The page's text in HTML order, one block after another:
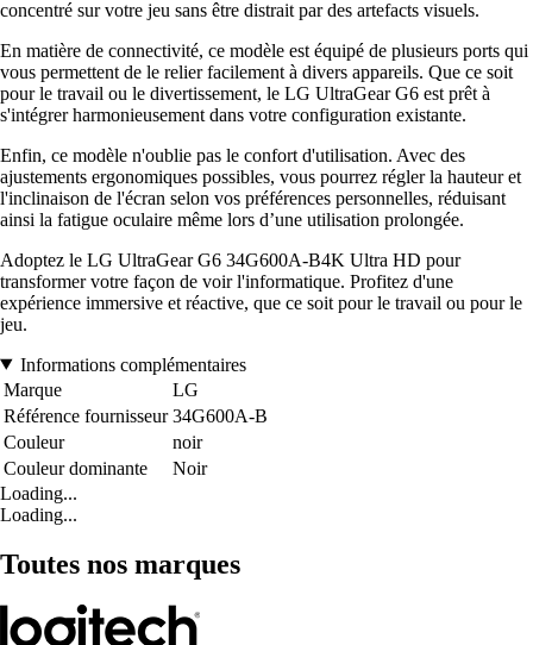
concentré sur votre jeu sans être distrait par des artefacts visuels.
En matière de connectivité, ce modèle est équipé de plusieurs ports qui
vous permettent de le relier facilement à divers appareils. Que ce soit
pour le travail ou le divertissement, le LG UltraGear G6 est prêt à
s'intégrer harmonieusement dans votre configuration existante.
Enfin, ce modèle n'oublie pas le confort d'utilisation. Avec des
ajustements ergonomiques possibles, vous pourrez régler la hauteur et
l'inclinaison de l'écran selon vos préférences personnelles, réduisant
ainsi la fatigue oculaire même lors d’une utilisation prolongée.
Adoptez le LG UltraGear G6 34G600A-B4K Ultra HD pour
transformer votre façon de voir l'informatique. Profitez d'une
expérience immersive et réactive, que ce soit pour le travail ou pour le
jeu.
Informations complémentaires
Marque
LG
Référence fournisseur 34G600A-B
Couleur
noir
Couleur dominante
Noir
Loading...
Loading...
Toutes nos marques